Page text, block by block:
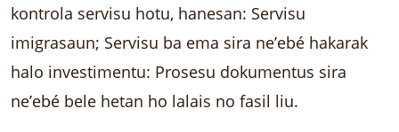
kontrola servisu hotu, hanesan: Servisu
imigrasaun; Servisu ba ema sira ne’ebé hakarak
halo investimentu: Prosesu dokumentus sira
ne’ebé bele hetan ho lalais no fasil liu.